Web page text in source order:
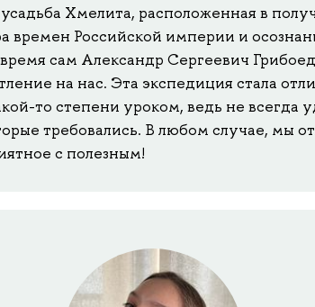
Хмелита, расположенная в
времен Российской империи и
сам Александр Сергеевич
на нас. Эта экспедиция стала
то степени уроком, ведь не всегда
требовались. В любом случае, мы
с полезным!